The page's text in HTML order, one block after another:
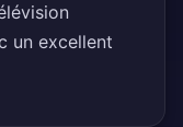
un excellent